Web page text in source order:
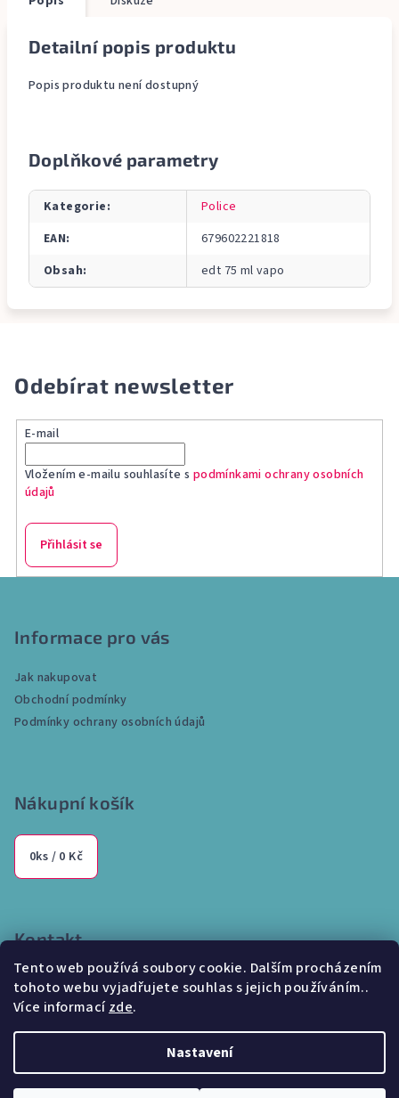
Tento web používá soubory cookie. Dalším procházením
tohoto webu vyjadřujete souhlas s jejich používáním..
Více informacízde.
Nastavení
Detailní popis produktu
Popis produktu není dostupný
Doplňkové parametry
Kategorie:
Police
EAN:
679602221818
Obsah: edt 75 ml vapo
Odebírat newsletter
E-mail
Vložením e-mailu souhlasíte s podmínkami ochrany osobních
údajů
Přihlásit se
Informace pro vás
Jak nakupovat
Obchodní podmínky
Podmínky ochrany osobních údajů
Nákupní košík
0ks / 0 Kč
Kontakt
info @internetparfem.cz
603 100 829